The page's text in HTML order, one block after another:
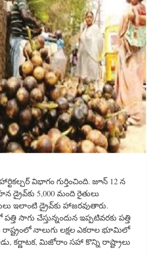
విభాగం గుర్తించింది. జూన్ 12 న
5,000 మంది రైతులు
ఇలాంటి డ్రైవ్‌కు హాజరవుతారు.
సాగు చేస్తున్నందున ఇప్పటివరకు పత్తి
నాలుగు లక్షల ఎకరాల భూమిలో
కర్ణాటక, మిజోరాం సహా కొన్ని రాష్ట్రాలు